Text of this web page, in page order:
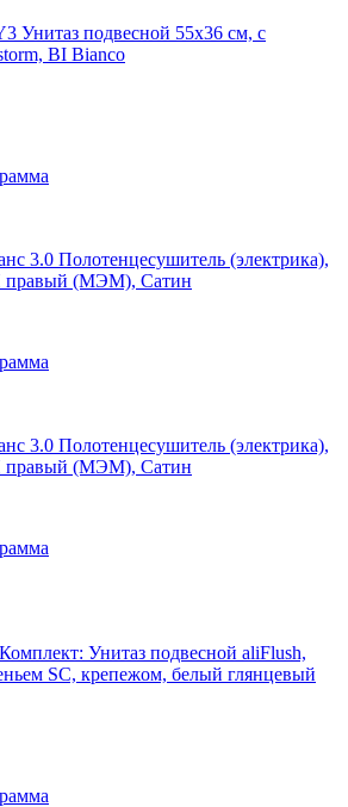
Унитаз подвесной 55x36 см, с
BI Bianco
Полотенцесушитель (электрика),
правый (МЭМ), Сатин
Полотенцесушитель (электрика),
правый (МЭМ), Сатин
Унитаз подвесной aliFlush,
SC, крепежом, белый глянцевый